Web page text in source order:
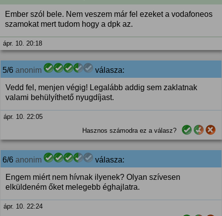
Ember szól bele. Nem veszem már fel ezeket a vodafoneos
szamokat mert tudom hogy a dpk az.
ápr. 10. 20:18
5/6 anonim válasza:
Vedd fel, menjen végig! Legalább addig sem zaklatnak
valami behülyíthető nyugdíjast.
ápr. 10. 22:05
Hasznos számodra ez a válasz?
6/6 anonim válasza:
Engem miért nem hívnak ilyenek? Olyan szívesen
elküldeném őket melegebb éghajlatra.
ápr. 10. 22:24